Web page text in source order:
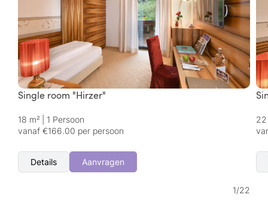
Single room "Hirzer"
18 m²
1 Persoon
vanaf €166.00 per persoon
Details Aanvragen
22
1/22